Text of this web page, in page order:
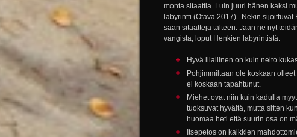
monta sitaattia. Luin juuri hänen kaksi
labyrintti (Otava 2017). Nekin
saan sitaatteja talteen. Jaan ne nyt
vangista, loput Henkien labyrintistä.
Hyvä illallinen on kuin neito
Pohjimmiltaan ole koskaan
ei koskaan tapahtunut.
Miehet ovat niin kuin kadulla
tuoksuvat hyvältä, mutta sitten
huomaa heti että suurin osa on
Itsepetos on kaikkien